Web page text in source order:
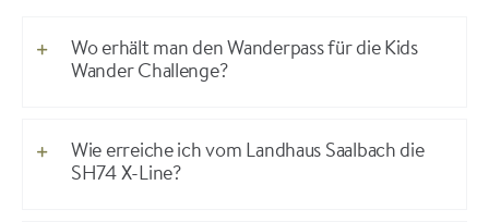
Wo erhält man den Wanderpass für die Kids
Wander Challenge?
Wie erreiche ich vom Landhaus Saalbach die
SH74 X-Line?